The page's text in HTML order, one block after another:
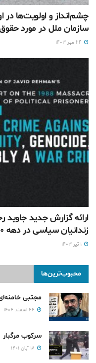
چشم‌انداز و اولویت‌ها در
سازمان ملل در مورد
زندانیان سیاسی در دهه ۶۰
محبوب‌ترین‌ها
مجتبی
سرکوب مرگبار